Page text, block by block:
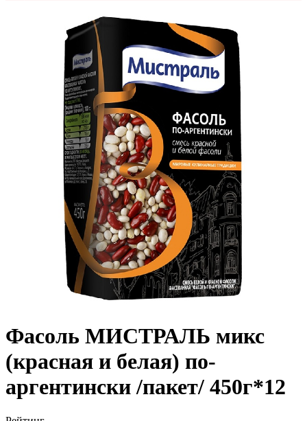
Фасоль МИСТРАЛЬ микс
(красная и белая) по-
аргентински /пакет/ 450г*12